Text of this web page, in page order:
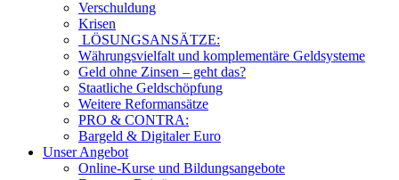
Verschuldung
Krisen
LÖSUNGSANSÄTZE:
Währungsvielfalt und komplementäre Geldsysteme
Geld ohne Zinsen – geht das?
Staatliche Geldschöpfung
Weitere Reformansätze
PRO & CONTRA:
Bargeld & Digitaler Euro
Unser Angebot
Online-Kurse und Bildungsangebote